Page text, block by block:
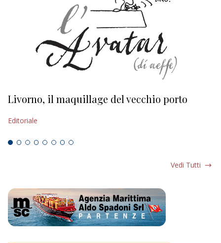
Livorno, il maquillage del vecchio porto
Editoriale
Vedi Tutti